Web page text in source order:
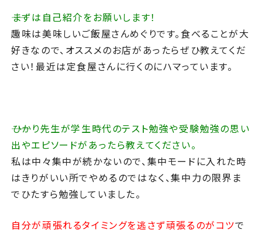
――まずは自己紹介をお願いします！
趣味は美味しいご飯屋さんめぐりです。食べることが大
好きなので、オススメのお店があったらぜひ教えてくだ
さい！最近は定食屋さんに行くのにハマっています。
――ひかり先生が学生時代のテスト勉強や受験勉強の思い
出やエピソードがあったら教えてください。
私は中々集中が続かないので、集中モードに入れた時
はきりがいい所でやめるのではなく、集中力の限界ま
でひたすら勉強していました。
自分が頑張れるタイミングを逃さず頑張るのがコツで